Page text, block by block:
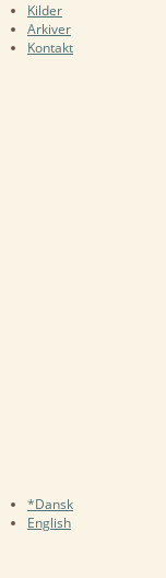
Kilder
Arkiver
Kontakt
*Dansk
English